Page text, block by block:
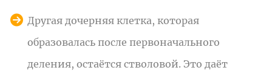
Другая дочерняя клетка, которая
образовалась после первоначального
деления, остаётся стволовой. Это даёт